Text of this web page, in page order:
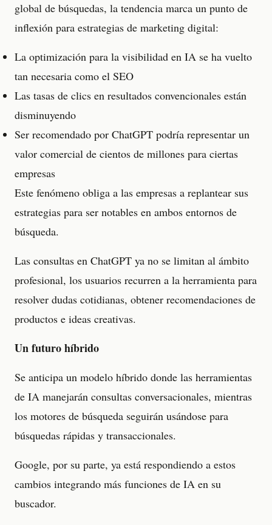
global de búsquedas, la tendencia marca un punto de
inflexión para estrategias de marketing digital:
La optimización para la visibilidad en IA se ha vuelto
tan necesaria como el SEO
Las tasas de clics en resultados convencionales están
disminuyendo
Ser recomendado por ChatGPT podría representar un
valor comercial de cientos de millones para ciertas
empresas
Este fenómeno obliga a las empresas a replantear sus
estrategias para ser notables en ambos entornos de
búsqueda.
Las consultas en ChatGPT ya no se limitan al ámbito
profesional, los usuarios recurren a la herramienta para
resolver dudas cotidianas, obtener recomendaciones de
productos e ideas creativas.
Un futuro híbrido
Se anticipa un modelo híbrido donde las herramientas
de IA manejarán consultas conversacionales, mientras
los motores de búsqueda seguirán usándose para
búsquedas rápidas y transaccionales.
Google, por su parte, ya está respondiendo a estos
cambios integrando más funciones de IA en su
buscador.